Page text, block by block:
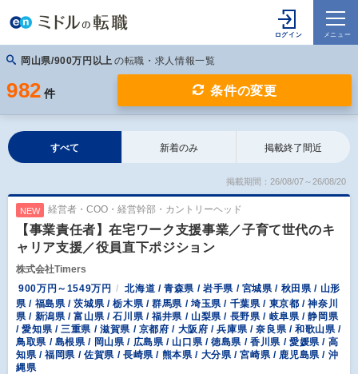
岡山県/900万円以上 の転職・求人情報一覧
982 件 条件の変更
すべて 新着のみ 掲載終了間近
掲載期間：26/08/07～26/08/20
NEW 経営者・COO・経営幹部・カントリーヘッド
【事業責任者】在宅ワーク支援事業／子育て世代のキ
ャリア支援／役員直下ポジション
株式会社Timers
900万円～1549万円
北海道 / 青森県 / 岩手県 / 宮城県 / 秋田県 / 山形
県 / 福島県 / 茨城県 / 栃木県 / 群馬県 / 埼玉県 / 千葉県 / 東京都 / 神奈川
県 / 新潟県 / 富山県 / 石川県 / 福井県 / 山梨県 / 長野県 / 岐阜県 / 静岡県
/ 愛知県 / 三重県 / 滋賀県 / 京都府 / 大阪府 / 兵庫県 / 奈良県 / 和歌山県 /
鳥取県 / 島根県 / 岡山県 / 広島県 / 山口県 / 徳島県 / 香川県 / 愛媛県 / 高
知県 / 福岡県 / 佐賀県 / 長崎県 / 熊本県 / 大分県 / 宮崎県 / 鹿児島県 / 沖
縄県